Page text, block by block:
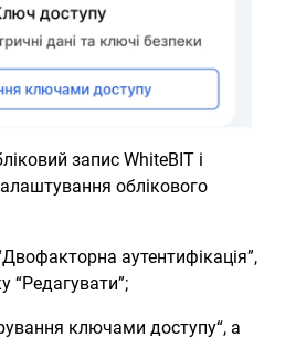
запис WhiteBIT і
облікового
аутентифікація”,
“Редагувати”;
ключами доступу“, а